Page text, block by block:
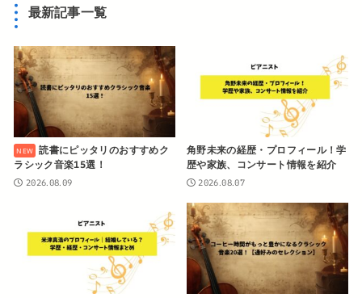
最新記事一覧
読書にピッタリのおすすめク
ラシック音楽15選！
2026.08.09
角野未来の経歴・プロフィール！学
歴や家族、コンサート情報を紹介
2026.08.07